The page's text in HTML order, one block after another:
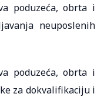
poduzeća, obrta i
neuposlenih
poduzeća, obrta i
za dokvalifikaciju i